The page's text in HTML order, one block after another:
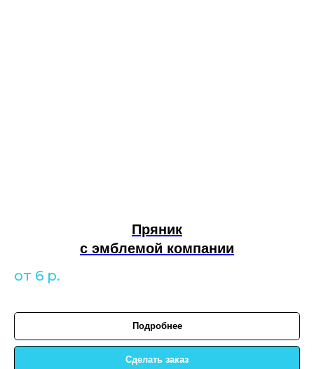
Пряник
с эмблемой компании
от 6 р.
Подробнее
Сделать заказ